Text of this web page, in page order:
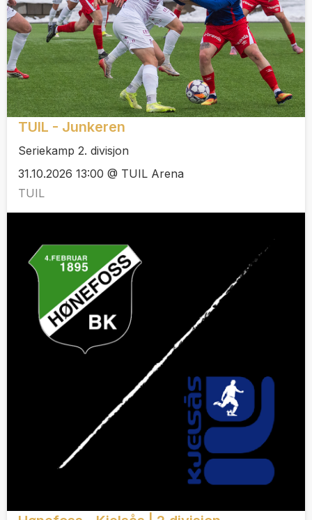
TUIL - Junkeren
Seriekamp 2. divisjon
31.10.2026 13:00 @ TUIL Arena
TUIL